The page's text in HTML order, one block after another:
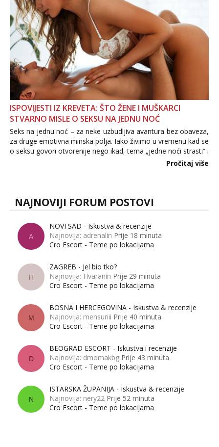
ISPOVIJESTI IZ KREVETA: ŠTO ŽENE I MUŠKARCI
STVARNO MISLE O SEKSU NA JEDNU NOĆ
Seks na jednu noć – za neke uzbudljiva avantura bez obaveza,
za druge emotivna minska polja. Iako živimo u vremenu kad se
o seksu govori otvorenije nego ikad, tema „jedne noći strasti“ i
dalje izaziva burne rasprave. Što zapravo misle žene, a što
Pročitaj više
NAJNOVIJI FORUM POSTOVI
A
NOVI SAD - Iskustva & recenzije
Najnovija: adrenalin Prije 18 minuta
Cro Escort - Teme po lokacijama
H
ZAGREB - Jel bio tko?
Najnovija: Hvaranin Prije 29 minuta
Cro Escort - Teme po lokacijama
M
BOSNA I HERCEGOVINA - Iskustva & recenzije
Najnovija: mensuriii Prije 40 minuta
Cro Escort - Teme po lokacijama
D
BEOGRAD ESCORT - Iskustva i recenzije
Najnovija: dmomakbg Prije 43 minuta
Cro Escort - Teme po lokacijama
N
ISTARSKA ŽUPANIJA - Iskustva & recenzije
Najnovija: nery22 Prije 52 minuta
Cro Escort - Teme po lokacijama